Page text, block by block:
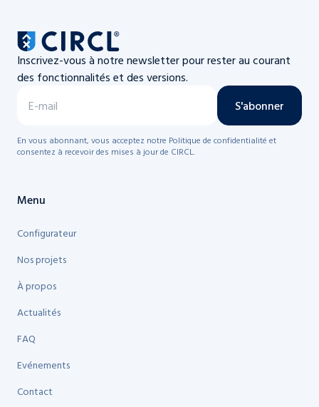
Inscrivez-vous à notre newsletter pour rester au courant
des fonctionnalités et des versions.
S'abonner
En vous abonnant, vous acceptez notre Politique de confidentialité et
consentez à recevoir des mises à jour de CIRCL.
Menu
Configurateur
Nos projets
À propos
Actualités
FAQ
Evénements
Contact